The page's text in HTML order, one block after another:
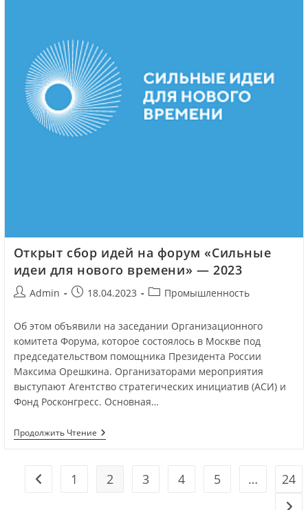
Открыт сбор идей на форум «Сильные
идеи для нового времени» — 2023
Admin 18.04.2023 Промышленность
Об этом объявили на заседании Организационного
комитета Форума, которое состоялось в Москве под
председательством помощника Президента России
Максима Орешкина. Организаторами мероприятия
выступают Агентство стратегических инициатив (АСИ) и
Фонд Росконгресс. Основная…
Продолжить Чтение
1 2 3 4 5 … 24